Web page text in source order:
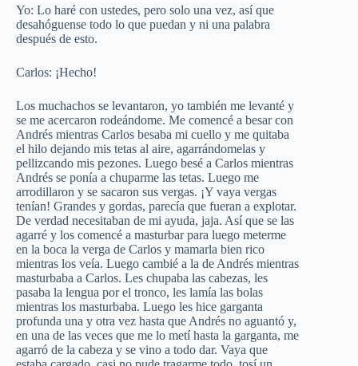
Yo: Lo haré con ustedes, pero solo una vez, así que
desahóguense todo lo que puedan y ni una palabra
después de esto.
Carlos: ¡Hecho!
Los muchachos se levantaron, yo también me levanté y
se me acercaron rodeándome. Me comencé a besar con
Andrés mientras Carlos besaba mi cuello y me quitaba
el hilo dejando mis tetas al aire, agarrándomelas y
pellizcando mis pezones. Luego besé a Carlos mientras
Andrés se ponía a chuparme las tetas. Luego me
arrodillaron y se sacaron sus vergas. ¡Y vaya vergas
tenían! Grandes y gordas, parecía que fueran a explotar.
De verdad necesitaban de mi ayuda, jaja. Así que se las
agarré y los comencé a masturbar para luego meterme
en la boca la verga de Carlos y mamarla bien rico
mientras los veía. Luego cambié a la de Andrés mientras
masturbaba a Carlos. Les chupaba las cabezas, les
pasaba la lengua por el tronco, les lamía las bolas
mientras los masturbaba. Luego les hice garganta
profunda una y otra vez hasta que Andrés no aguantó y,
en una de las veces que me lo metí hasta la garganta, me
agarró de la cabeza y se vino a todo dar. Vaya que